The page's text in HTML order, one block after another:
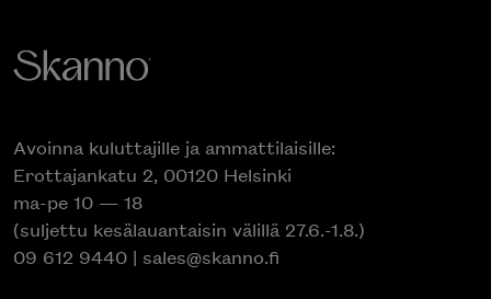
Avoinna kuluttajille ja ammattilaisille:
Erottajankatu 2, 00120 Helsinki
ma-pe 10 — 18
(suljettu kesälauantaisin välillä 27.6.-1.8.)
09 612 9440 | sales@skanno.fi